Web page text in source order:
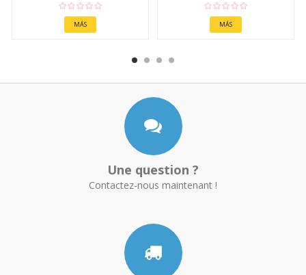
MÁS MÁS
Une question ?
Contactez-nous maintenant !